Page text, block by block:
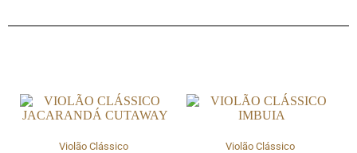
Violão Clássico Violão Clássico